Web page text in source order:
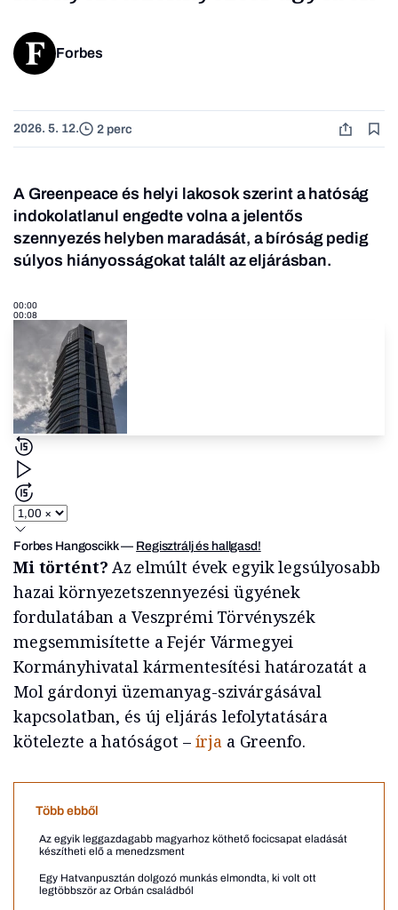
Forbes
2026. 5. 12. 2 perc
A Greenpeace és helyi lakosok szerint a hatóság
indokolatlanul engedte volna a jelentős
szennyezés helyben maradását, a bíróság pedig
súlyos hiányosságokat talált az eljárásban.
00:00
00:08
Forbes Hangoscikk— Regisztrálj és hallgasd!
Mi történt? Az elmúlt évek egyik legsúlyosabb
hazai környezetszennyezési ügyének
fordulatában a Veszprémi Törvényszék
megsemmisítette a Fejér Vármegyei
Kormányhivatal kármentesítési határozatát a
Mol gárdonyi üzemanyag-szivárgásával
kapcsolatban, és új eljárás lefolytatására
kötelezte a hatóságot – írjaa Greenfo.
Több ebből
Az egyik leggazdagabb magyarhoz köthető focicsapat eladását
készítheti elő a menedzsment
Egy Hatvanpusztán dolgozó munkás elmondta, ki volt ott
legtöbbször az Orbán családból